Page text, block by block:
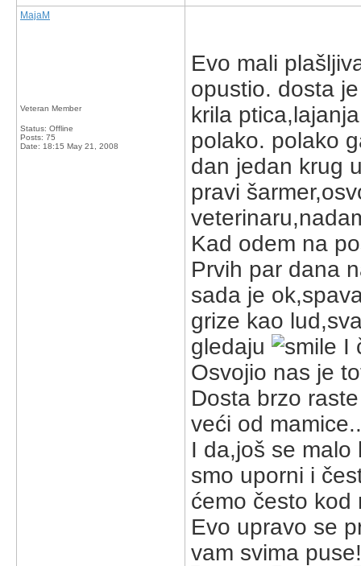
MajaM
Veteran Member
Status: Offline
Posts: 75
Date: 18:15 May 21, 2008
Evo mali
opustio. dosta
krila
polako. polako
dan jedan krug
pravi
Kad odem na
Prvih par dana
sada je
grize kao
gledaju
I
Osvojio nas je
Dosta brzo
veći od mamice..
I da,još se malo
smo uporni i
ćemo često kod
Evo upravo se
vam svima puse!